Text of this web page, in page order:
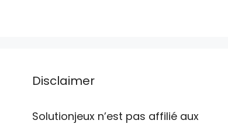
Disclaimer
Solutionjeux n’est pas affilié aux